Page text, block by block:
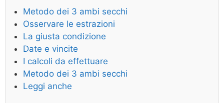
Metodo dei 3 ambi secchi
Osservare le estrazioni
La giusta condizione
Date e vincite
I calcoli da effettuare
Metodo dei 3 ambi secchi
Leggi anche